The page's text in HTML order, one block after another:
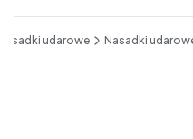
udarowe Nasadki